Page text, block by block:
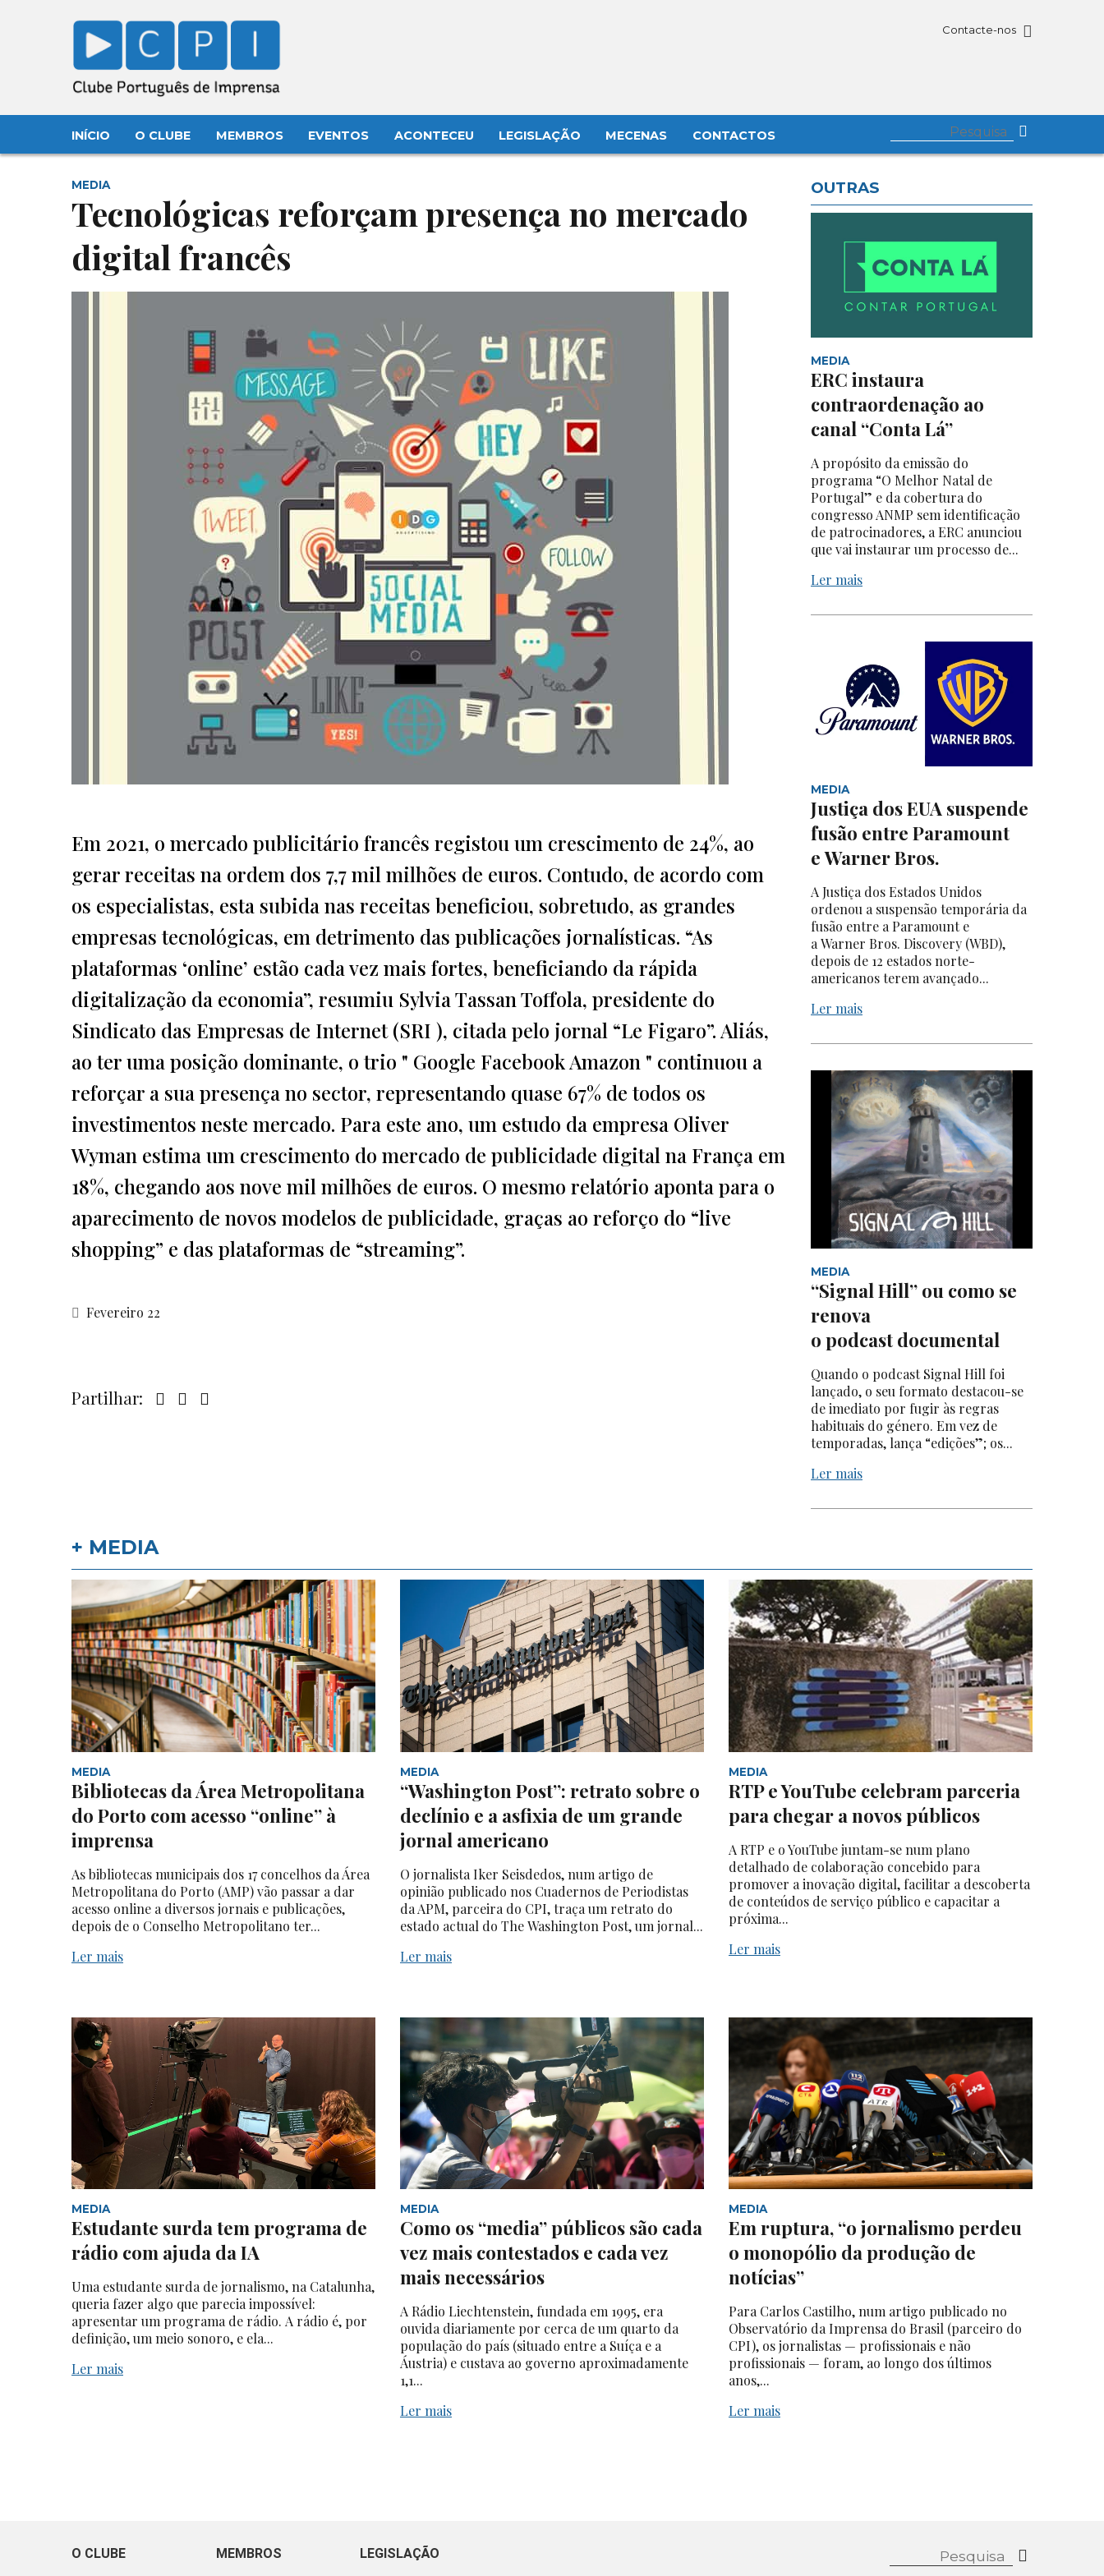
Contacte-nos
INÍCIO O CLUBE MEMBROS EVENTOS ACONTECEU LEGISLAÇÃO MECENAS CONTACTOS
MEDIA
Tecnológicas reforçam presença no mercado
digital francês
Em 2021, o mercado publicitário francês registou um crescimento de 24%, ao
gerar receitas na ordem dos 7,7 mil milhões de euros. Contudo, de acordo com
os especialistas, esta subida nas receitas beneficiou, sobretudo, as grandes
empresas tecnológicas, em detrimento das publicações jornalísticas. “As
plataformas ‘online’ estão cada vez mais fortes, beneficiando da rápida
digitalização da economia”, resumiu Sylvia Tassan Toffola, presidente do
Sindicato das Empresas de Internet (SRI ), citada pelo jornal “Le Figaro”. Aliás,
ao ter uma posição dominante, o trio " Google Facebook Amazon " continuou a
reforçar a sua presença no sector, representando quase 67% de todos os
investimentos neste mercado. Para este ano, um estudo da empresa Oliver
Wyman estima um crescimento do mercado de publicidade digital na França em
18%, chegando aos nove mil milhões de euros. O mesmo relatório aponta para o
aparecimento de novos modelos de publicidade, graças ao reforço do “live
shopping” e das plataformas de “streaming”.
Fevereiro 22
Partilhar:
OUTRAS
MEDIA
ERC instaura
contraordenação ao
canal “Conta Lá”
A propósito da emissão do
programa “O Melhor Natal de
Portugal” e da cobertura do
congresso ANMP sem identificação
de patrocinadores, a ERC anunciou
que vai instaurar um processo de...
Ler mais
MEDIA
Justiça dos EUA suspende
fusão entre Paramount
e Warner Bros.
A Justiça dos Estados Unidos
ordenou a suspensão temporária da
fusão entre a Paramount e
a Warner Bros. Discovery (WBD),
depois de 12 estados norte-
americanos terem avançado...
Ler mais
MEDIA
“Signal Hill” ou como se
renova
o podcast documental
Quando o podcast Signal Hill foi
lançado, o seu formato destacou-se
de imediato por fugir às regras
habituais do género. Em vez de
temporadas, lança “edições”; os...
Ler mais
+ MEDIA
MEDIA
Bibliotecas da Área Metropolitana
do Porto com acesso “online” à
imprensa
As bibliotecas municipais dos 17 concelhos da Área
Metropolitana do Porto (AMP) vão passar a dar
acesso online a diversos jornais e publicações,
depois de o Conselho Metropolitano ter...
Ler mais
MEDIA
“Washington Post”: retrato sobre o
declínio e a asfixia de um grande
jornal americano
O jornalista Iker Seisdedos, num artigo de
opinião publicado nos Cuadernos de Periodistas
da APM, parceira do CPI, traça um retrato do
estado actual do The Washington Post, um jornal...
Ler mais
MEDIA
RTP e YouTube celebram parceria
para chegar a novos públicos
A RTP e o YouTube juntam-se num plano
detalhado de colaboração concebido para
promover a inovação digital, facilitar a descoberta
de conteúdos de serviço público e capacitar a
próxima...
Ler mais
MEDIA
Estudante surda tem programa de
rádio com ajuda da IA
Uma estudante surda de jornalismo, na Catalunha,
queria fazer algo que parecia impossível:
apresentar um programa de rádio. A rádio é, por
definição, um meio sonoro, e ela...
Ler mais
MEDIA
Como os “media” públicos são cada
vez mais contestados e cada vez
mais necessários
A Rádio Liechtenstein, fundada em 1995, era
ouvida diariamente por cerca de um quarto da
população do país (situado entre a Suíça e a
Áustria) e custava ao governo aproximadamente
1,1...
Ler mais
MEDIA
Em ruptura, “o jornalismo perdeu
o monopólio da produção de
notícias”
Para Carlos Castilho, num artigo publicado no
Observatório da Imprensa do Brasil (parceiro do
CPI), os jornalistas — profissionais e não
profissionais — foram, ao longo dos últimos
anos,...
Ler mais
O CLUBE MEMBROS LEGISLAÇÃO